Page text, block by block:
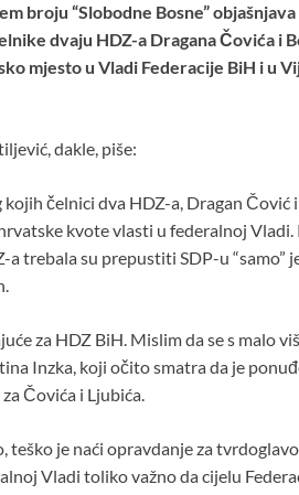
broju “Slobodne Bosne”
dvaju HDZ-a Dragana Čovića i
mjesto u Vladi Federacije BiH i u
dakle, piše:
čelnici dva HDZ-a, Dragan Čović
kvote vlasti u federalnoj Vladi.
trebala su prepustiti SDP-u “samo”
za HDZ BiH. Mislim da se s malo
Inzka, koji očito smatra da je
Čovića i Ljubića.
teško je naći opravdanje za
Vladi toliko važno da cijelu